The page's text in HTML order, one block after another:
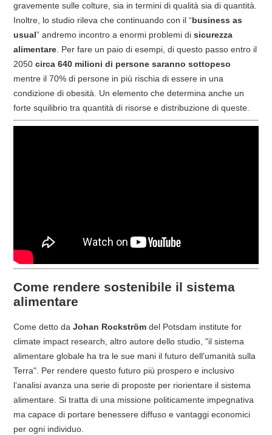
gravemente sulle colture, sia in termini di qualità sia di quantità.
Inoltre, lo studio rileva che continuando con il “business as
usual” andremo incontro a enormi problemi di sicurezza
alimentare. Per fare un paio di esempi, di questo passo entro il
2050 circa 640 milioni di persone saranno sottopeso
mentre il 70% di persone in più rischia di essere in una
condizione di obesità. Un elemento che determina anche un
forte squilibrio tra quantità di risorse e distribuzione di queste.
Come rendere sostenibile il sistema
alimentare
Come detto da Johan Rockström del Potsdam institute for
climate impact research, altro autore dello studio, "il sistema
alimentare globale ha tra le sue mani il futuro dell'umanità sulla
Terra". Per rendere questo futuro più prospero e inclusivo
l’analisi avanza una serie di proposte per riorientare il sistema
alimentare. Si tratta di una missione politicamente impegnativa
ma capace di portare benessere diffuso e vantaggi economici
per ogni individuo.